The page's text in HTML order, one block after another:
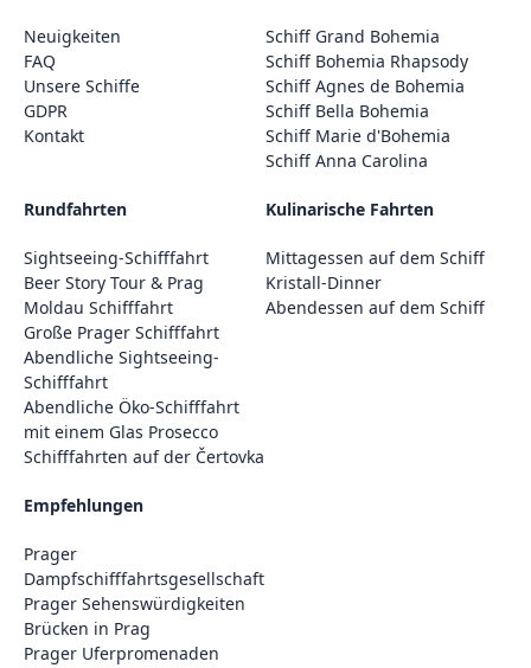
Neuigkeiten
FAQ
Unsere Schiffe
GDPR
Kontakt
Schiff Grand Bohemia
Schiff Bohemia Rhapsody
Schiff Agnes de Bohemia
Schiff Bella Bohemia
Schiff Marie d'Bohemia
Schiff Anna Carolina
Rundfahrten
Sightseeing-Schifffahrt
Beer Story Tour & Prag
Moldau Schifffahrt
Große Prager Schifffahrt
Abendliche Sightseeing-
Schifffahrt
Abendliche Öko-Schifffahrt
mit einem Glas Prosecco
Schifffahrten auf der Čertovka
Kulinarische Fahrten
Mittagessen auf dem Schiff
Kristall-Dinner
Abendessen auf dem Schiff
Empfehlungen
Prager
Dampfschifffahrtsgesellschaft
Prager Sehenswürdigkeiten
Brücken in Prag
Prager Uferpromenaden